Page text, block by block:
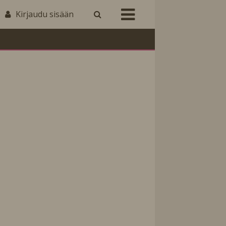
Kirjaudu sisään